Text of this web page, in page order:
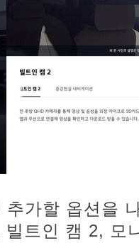
추가할 옵션을
트인 캠 2, 모